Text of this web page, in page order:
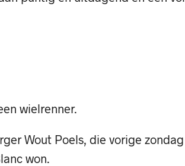
wielrenner.
Wout Poels, die vorige
won.